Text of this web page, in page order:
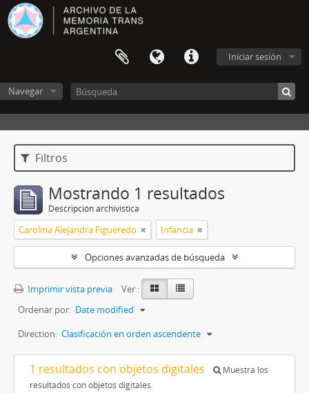
Iniciar sesión
Navegar
Filtros
Mostrando 1 resultados
Descripción archivística
Carolina Alejandra Figueredo Infancia
Opciones avanzadas de búsqueda
Imprimir vista previa
Ver :
Ordenar por: Date modified
Direction: Clasificación en orden ascendente
1 resultados con objetos digitales
Muestra los
resultados con objetos digitales